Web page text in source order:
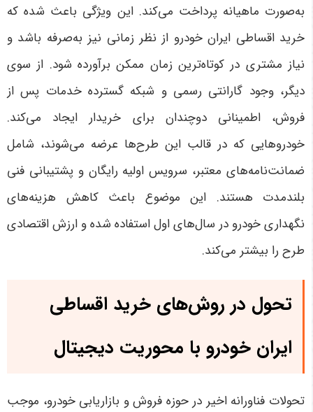
به‌صورت ماهیانه پرداخت می‌کند. این ویژگی باعث شده که
خرید اقساطی ایران خودرو از نظر زمانی نیز به‌صرفه باشد و
نیاز مشتری در کوتاه‌ترین زمان ممکن برآورده شود. از سوی
دیگر، وجود گارانتی رسمی و شبکه گسترده خدمات پس از
فروش، اطمینانی دوچندان برای خریدار ایجاد می‌کند.
خودروهایی که در قالب این طرح‌ها عرضه می‌شوند، شامل
ضمانت‌نامه‌های معتبر، سرویس اولیه رایگان و پشتیبانی فنی
بلندمدت هستند. این موضوع باعث کاهش هزینه‌های
نگهداری خودرو در سال‌های اول استفاده شده و ارزش اقتصادی
طرح را بیشتر می‌کند.
تحول در روش‌های خرید اقساطی
ایران خودرو با محوریت دیجیتال
تحولات فناورانه اخیر در حوزه فروش و بازاریابی خودرو، موجب